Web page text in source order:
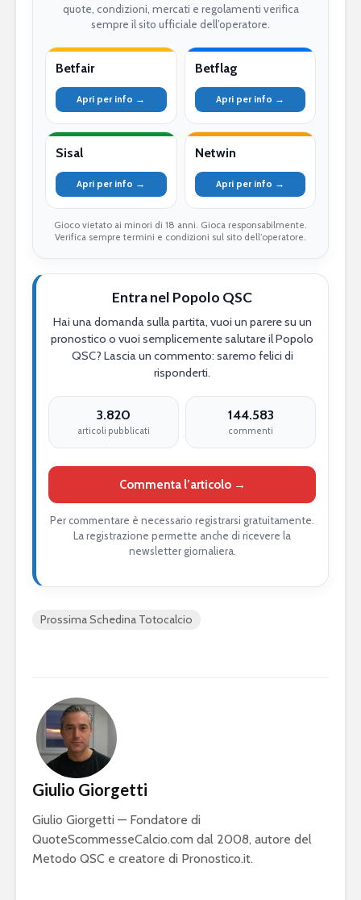
quote, condizioni, mercati e regolamenti verifica
sempre il sito ufficiale dell’operatore.
Betfair
Apri per info →
Betflag
Apri per info →
Sisal
Apri per info →
Netwin
Apri per info →
Gioco vietato ai minori di 18 anni. Gioca responsabilmente.
Verifica sempre termini e condizioni sul sito dell’operatore.
Entra nel Popolo QSC
Hai una domanda sulla partita, vuoi un parere su un
pronostico o vuoi semplicemente salutare il Popolo
QSC? Lascia un commento: saremo felici di
risponderti.
3.820
articoli pubblicati
144.583
commenti
Commenta l’articolo →
Per commentare è necessario registrarsi gratuitamente.
La registrazione permette anche di ricevere la
newsletter giornaliera.
Prossima Schedina Totocalcio
Giulio Giorgetti
Giulio Giorgetti — Fondatore di
QuoteScommesseCalcio.com dal 2008, autore del
Metodo QSC e creatore di Pronostico.it.